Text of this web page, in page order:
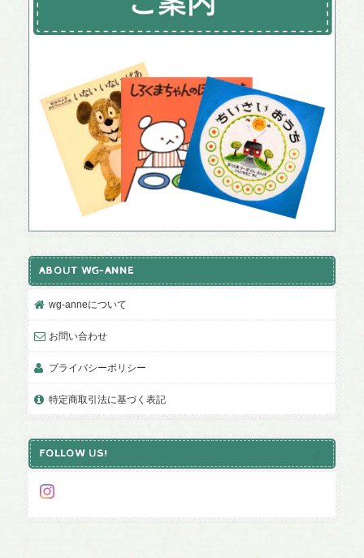
ABOUT WG-ANNE
wg-anneについて
お問い合わせ
プライバシーポリシー
特定商取引法に基づく表記
FOLLOW US!